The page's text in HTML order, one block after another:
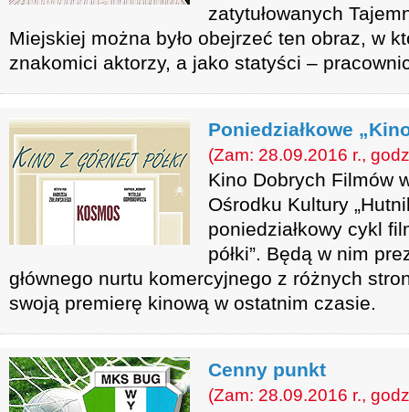
zatytułowanych
Miejskiej można było obejrzeć ten obraz, w
znakomici aktorzy, a jako statyści –
Poniedziałkowe
(Zam: 28.09.2016 r.,
Kino Dobrych Filmów
Ośrodku Kultury
poniedziałkowy cykl
półki”. Będą w nim
głównego nurtu komercyjnego z różnych
swoją premierę kinową w ostatnim czasie.
Cenny punkt
(Zam: 28.09.2016 r.,